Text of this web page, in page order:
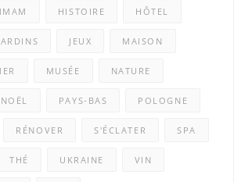
HISTOIRE HÔTEL
JEUX MAISON
MUSÉE NATURE
NOËL PAYS-BAS POLOGNE
RÉNOVER S'ÉCLATER SPA
THÉ UKRAINE VIN